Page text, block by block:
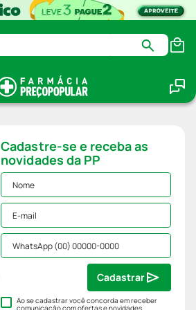
Cadastre-se e receba as
novidades da PP
Ao se cadastrar você concorda em receber
comunicação com ofertas e novidades,
Cadastrar